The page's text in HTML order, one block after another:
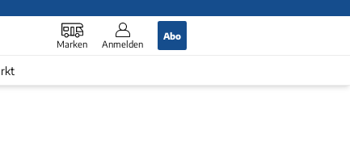
Marken Anmelden
Abo